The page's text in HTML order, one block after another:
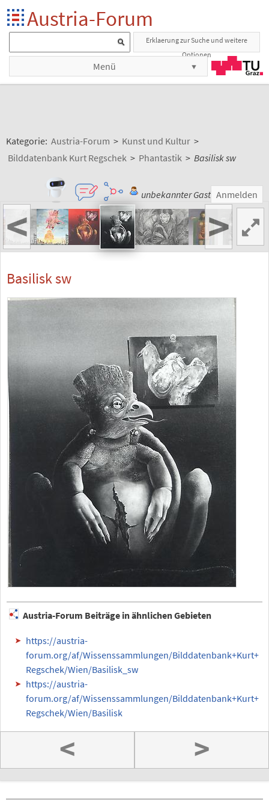
Austria-Forum
Erklaerung zur Suche und weitere
Optionen
Menü
Kategorie: Austria-Forum > Kunst und Kultur >
Bilddatenbank Kurt Regschek > Phantastik > Basilisk sw
unbekannter Gast Anmelden
< >
Basilisk sw
Austria-Forum Beiträge in ähnlichen Gebieten
https://austria-
forum.org/af/Wissenssammlungen/Bilddatenbank+Kurt+
Regschek/Wien/Basilisk_sw
https://austria-
forum.org/af/Wissenssammlungen/Bilddatenbank+Kurt+
Regschek/Wien/Basilisk
< >